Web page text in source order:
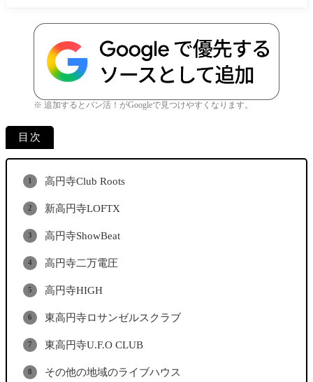
※ 追加するとバン活！がGoogleで見つけやすくなります。
目次
高円寺Club Roots
新高円寺LOFTX
高円寺ShowBeat
高円寺二万電圧
高円寺HIGH
東高円寺ロサンゼルスクラブ
東高円寺U.F.O CLUB
その他の地域のライブハウス